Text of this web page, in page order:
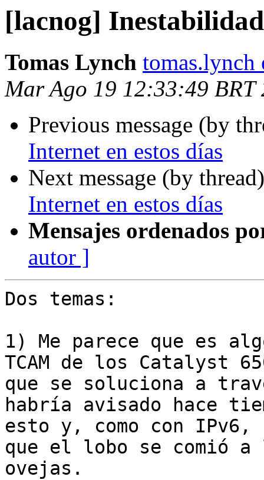
[lacnog]
Tomas Lynch tomas.lynch
Mar Ago 19 12:33:49 BRT
Previous message (by
Internet en estos días
Next message (by
Internet en estos días
Mensajes ordenados
autor ]
Dos temas:
1) Me parece que es
TCAM de los Catalyst
que se soluciona a
habría avisado hace
esto y, como con
que el lobo se comió a
ovejas.